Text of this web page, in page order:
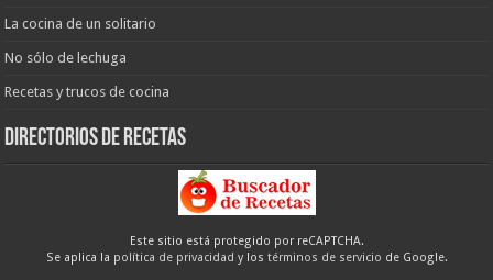
La cocina de un solitario
No sólo de lechuga
Recetas y trucos de cocina
Directorios de recetas
Este sitio está protegido por reCAPTCHA.
Se aplica la política de privacidad y los términos de servicio de Google.